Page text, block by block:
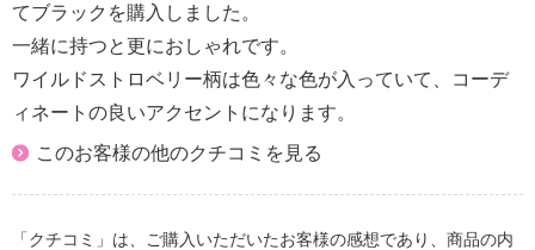
てブラックを購入しました。
一緒に持つと更におしゃれです。
ワイルドストロベリー柄は色々な色が入っていて、コーデ
ィネートの良いアクセントになります。
このお客様の他のクチコミを見る
「クチコミ」は、ご購入いただいたお客様の感想であり、商品の内